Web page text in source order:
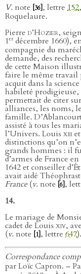
V. note [36], lettre 152
Roquelaure.
Pierre d’Hozier,
1er décembre 1660),
compagnie du
demande, des
de cette Maison
faire le même travail
acquit dans la
habileté
permettait de citer
alliances, les noms,
famille.
assisté à tous les
l’Univers. Louis xiii
distinctions qu’on
grands hommes : il
d’armes de France
1642 et conseiller
avait aidé
France(v. note [6] ,
14.
Le mariage de
cadet de Louis xiv,
(v. note [1] , lettre 647).
Correspondance
par Loïc Capron. –